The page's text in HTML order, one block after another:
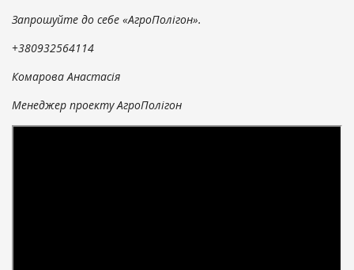
Запрошуйте до себе «АгроПолігон».
+380932564114
Комарова Анастасія
Менеджер проекту АгроПолігон